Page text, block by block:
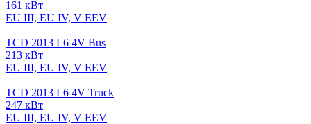
161 кВт
EU III, EU IV, V EEV
TCD 2013 L6 4V Bus
213 кВт
EU III, EU IV, V EEV
TCD 2013 L6 4V Truck
247 кВт
EU III, EU IV, V EEV